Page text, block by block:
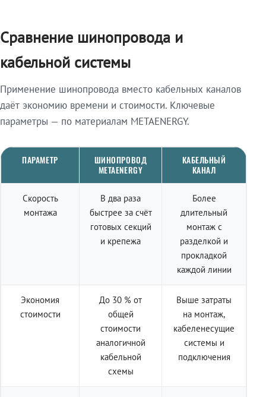
Сравнение шинопровода и
кабельной системы
Применение шинопровода вместо кабельных каналов
даёт экономию времени и стоимости. Ключевые
параметры — по материалам METAENERGY.
ПАРАМЕТР
ШИНОПРОВОД
METAENERGY
КАБЕЛЬНЫЙ
КАНАЛ
Скорость
монтажа
В два раза
быстрее за счёт
готовых секций
и крепежа
Более
длительный
монтаж с
разделкой и
прокладкой
каждой линии
Экономия
стоимости
До 30 % от
общей
стоимости
аналогичной
кабельной
схемы
Выше затраты
на монтаж,
кабеленесущие
системы и
подключения